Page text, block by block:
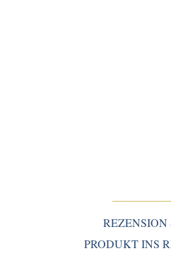
REZENSION
PRODUKT INS